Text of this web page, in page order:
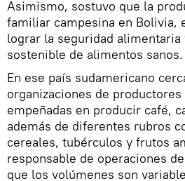
Asimismo, sostuvo que la
familiar campesina en Bolivia,
lograr la seguridad alimentaria
sostenible de alimentos sanos.
En ese país sudamericano
organizaciones de
empeñadas en producir café,
además de diferentes rubros
cereales, tubérculos y frutos
responsable de operaciones
que los volúmenes son